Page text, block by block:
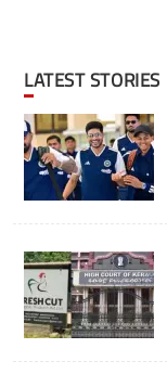
LATEST STORIES